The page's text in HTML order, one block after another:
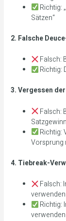
Richtig:
Sätzen“
2. Falsche
Falsch:
Richtig:
3. Vergessen
Falsch:
Satzgewinn
Richtig:
Vorsprung
4. Tiebreak-
Falsch:
verwenden
Richtig:
verwenden